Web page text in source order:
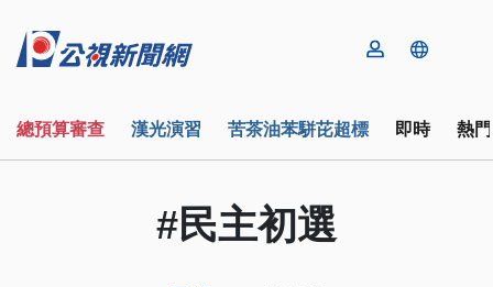
總預算審查 漢光演習 苦茶油苯駢芘超標 即時 熱
#民主初選